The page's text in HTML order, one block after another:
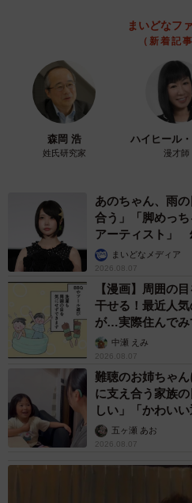
まいどなフ
（新着記
森岡 浩
姓氏研究家
ハイヒール
漫才師
あのちゃん、雨
合う」「脚めっ
アーティスト」
まいどなメディア
2026.08.07
【漫画】周囲の
干せる！最近人
が…実際住んでみ
中瀬 えみ
2026.08.07
難聴のお姉ちゃ
に支え合う家族
しい」「かわいい
五ヶ瀬 あお
2026.08.07